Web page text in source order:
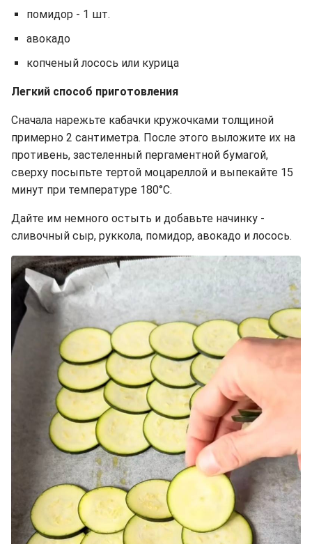
помидор - 1 шт.
авокадо
копченый лосось или курица
Легкий способ приготовления
Сначала нарежьте кабачки кружочками толщиной
примерно 2 сантиметра. После этого выложите их на
противень, застеленный пергаментной бумагой,
сверху посыпьте тертой моцареллой и выпекайте 15
минут при температуре 180°C.
Дайте им немного остыть и добавьте начинку -
сливочный сыр, руккола, помидор, авокадо и лосось.